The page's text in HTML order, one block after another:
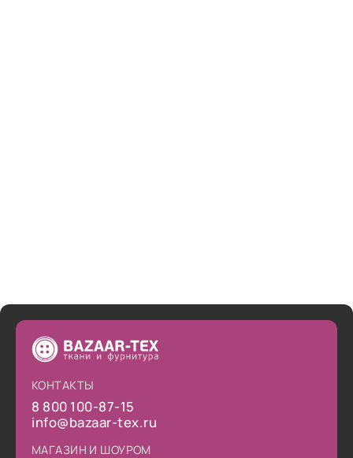
КОНТАКТЫ
8 800 100-87-15
info@bazaar-tex.ru
МАГАЗИН И ШОУРОМ